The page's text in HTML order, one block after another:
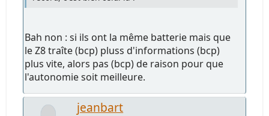
Bah non : si ils ont la même batterie mais que
le Z8 traîte (bcp) pluss d'informations (bcp)
plus vite, alors pas (bcp) de raison pour que
l'autonomie soit meilleure.
jeanbart